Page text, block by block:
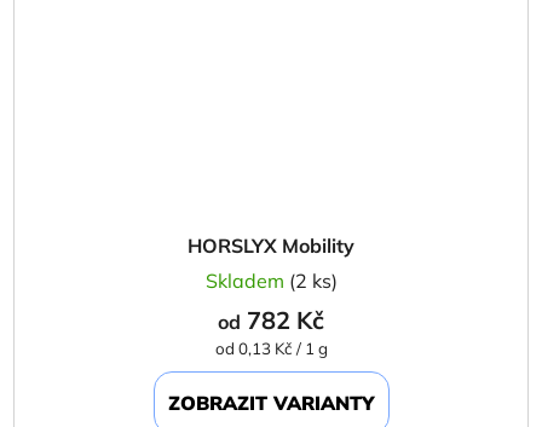
HORSLYX Mobility
Skladem (2 ks)
od 782 Kč
Měrná
cena:
od 0,13 Kč / 1 g
ZOBRAZIT VARIANTY